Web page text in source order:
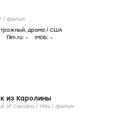
/ фильм
, драма / США
film.ru: – IMDb: –
из Каролины
Bastard Out of Carolina / 1996 / фильм